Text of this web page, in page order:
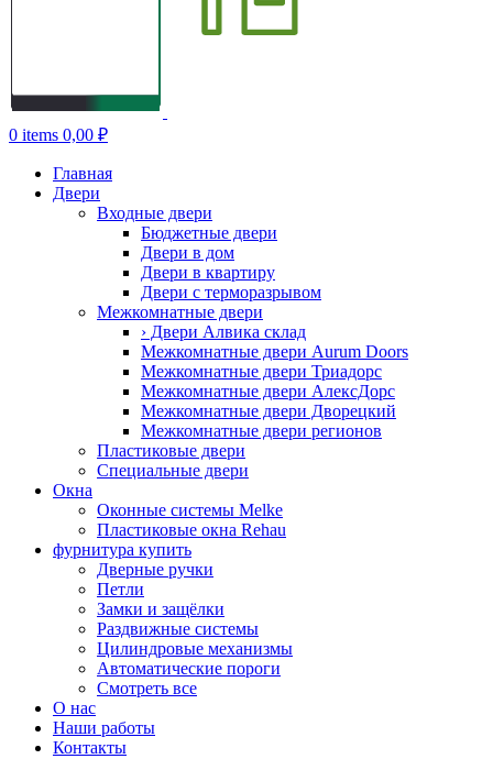
0 items 0,00 ₽
Главная
Двери
Входные двери
Бюджетные двери
Двери в дом
Двери в квартиру
Двери с терморазрывом
Межкомнатные двери
› Двери Алвика склад
Межкомнатные двери Aurum Doors
Межкомнатные двери Триадорс
Межкомнатные двери АлексДорс
Межкомнатные двери Дворецкий
Межкомнатные двери регионов
Пластиковые двери
Специальные двери
Окна
Оконные системы Melke
Пластиковые окна Rehau
фурнитура купить
Дверные ручки
Петли
Замки и защёлки
Раздвижные системы
Цилиндровые механизмы
Автоматические пороги
Смотреть все
О нас
Наши работы
Контакты